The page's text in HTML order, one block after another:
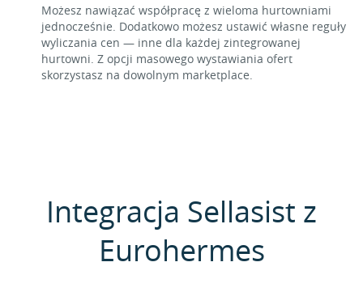
Możesz nawiązać współpracę z wieloma hurtowniami
jednocześnie. Dodatkowo możesz ustawić własne reguły
wyliczania cen — inne dla każdej zintegrowanej
hurtowni. Z opcji masowego wystawiania ofert
skorzystasz na dowolnym marketplace.
Integracja Sellasist z
Eurohermes